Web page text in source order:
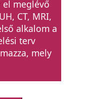
el meglévő
CT, MRI,
alkalom a
terv
mely